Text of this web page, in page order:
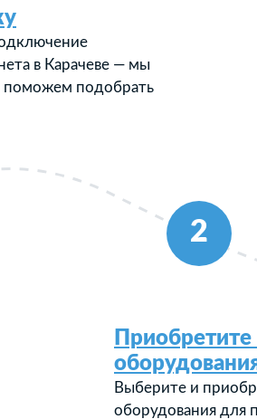
2
в Карачеве — мы
поможем подобрать
Выберите и
оборудования для